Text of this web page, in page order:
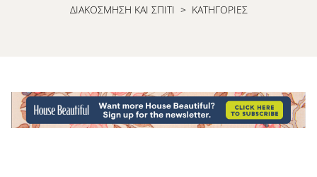
ΔΙΑΚΟΣΜΗΣΗ ΚΑΙ ΣΠΙΤΙ > ΚΑΤΗΓΟΡΙΕΣ